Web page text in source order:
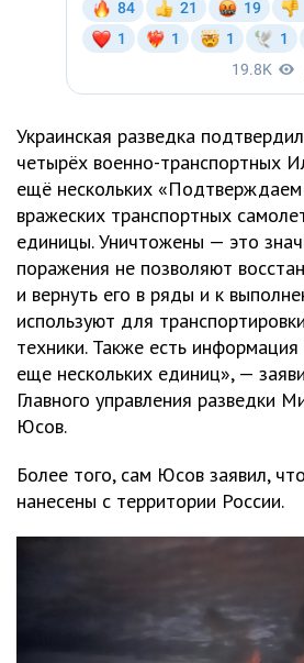
Украинская разведка
четырёх военно-транспортных
ещё нескольких
вражеских транспортных
единицы. Уничтожены — это
поражения не позволяют
и вернуть его в ряды и к
используют для
техники. Также есть
еще нескольких единиц», —
Главного управления разведки
Юсов.
Более того, сам Юсов заявил,
нанесены с территории России.